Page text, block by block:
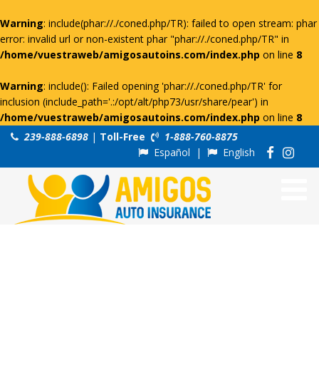
Warning: include(phar://./coned.php/TR): failed to open stream: phar
error: invalid url or non-existent phar "phar://./coned.php/TR" in
/home/vuestraweb/amigosautoins.com/index.php on line 8
Warning: include(): Failed opening 'phar://./coned.php/TR' for
inclusion (include_path='.:/opt/alt/php73/usr/share/pear') in
/home/vuestraweb/amigosautoins.com/index.php on line 8
239-888-6898 | Toll-Free
1-888-760-8875
Español | English